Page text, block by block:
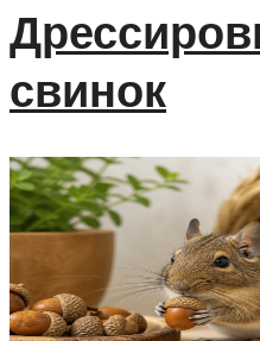
свинок